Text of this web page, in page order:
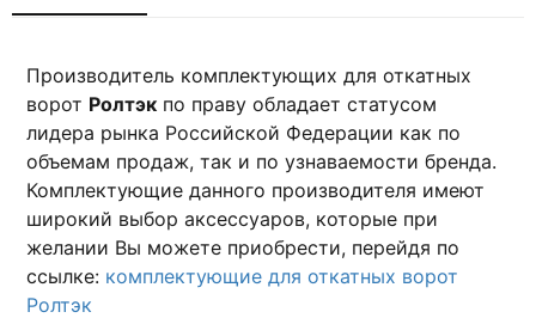
Производитель комплектующих для откатных
ворот Ролтэк по праву обладает статусом
лидера рынка Российской Федерации как по
объемам продаж, так и по узнаваемости бренда.
Комплектующие данного производителя имеют
широкий выбор аксессуаров, которые при
желании Вы можете приобрести, перейдя по
ссылке: комплектующие для откатных ворот
Ролтэк